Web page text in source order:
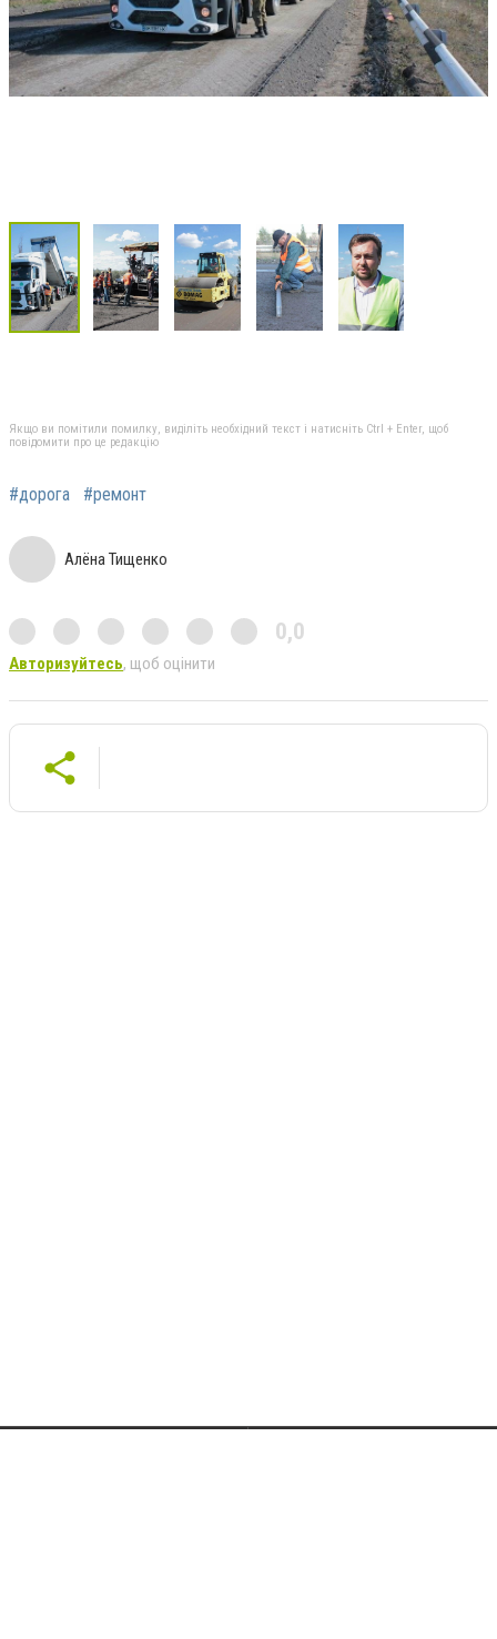
Якщо ви помітили помилку, виділіть необхідний текст і натисніть Ctrl + Enter, щоб
повідомити про це редакцію
#дорога #ремонт
Алёна Тищенко
0,0
Авторизуйтесь, щоб оцінити